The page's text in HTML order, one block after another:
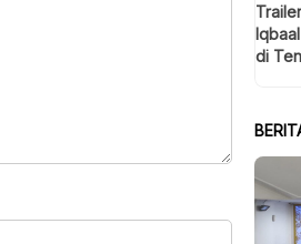
di